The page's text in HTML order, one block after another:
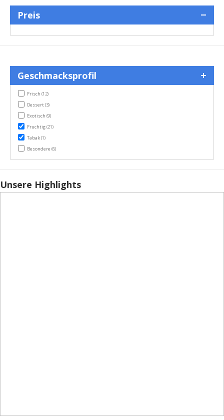
Preis
Geschmacksprofil
Frisch(12)items
Dessert(3)items
Exotisch(9)items
Fruchtig(21)items
Tabak(1)item
Besondere(6)items
Unsere Highlights